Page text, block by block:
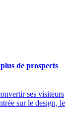
de prospects
ses visiteurs
sur le design, le